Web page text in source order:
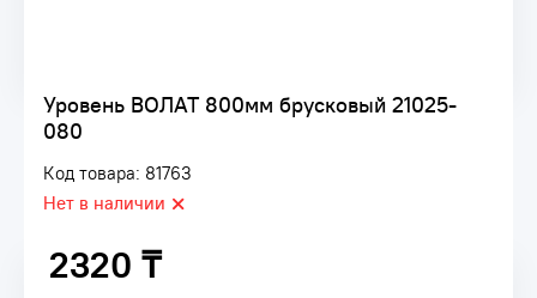
Уровень ВОЛАТ 800мм брусковый 21025-
080
Код товара: 81763
Нет в наличии
2320 ₸
2320 ₸